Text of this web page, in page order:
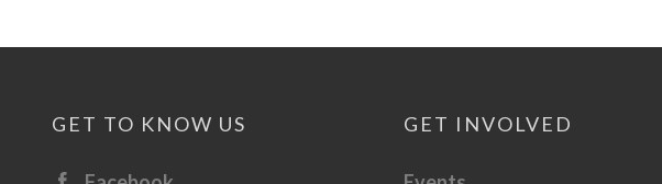
GET TO KNOW US GET INVOLVED